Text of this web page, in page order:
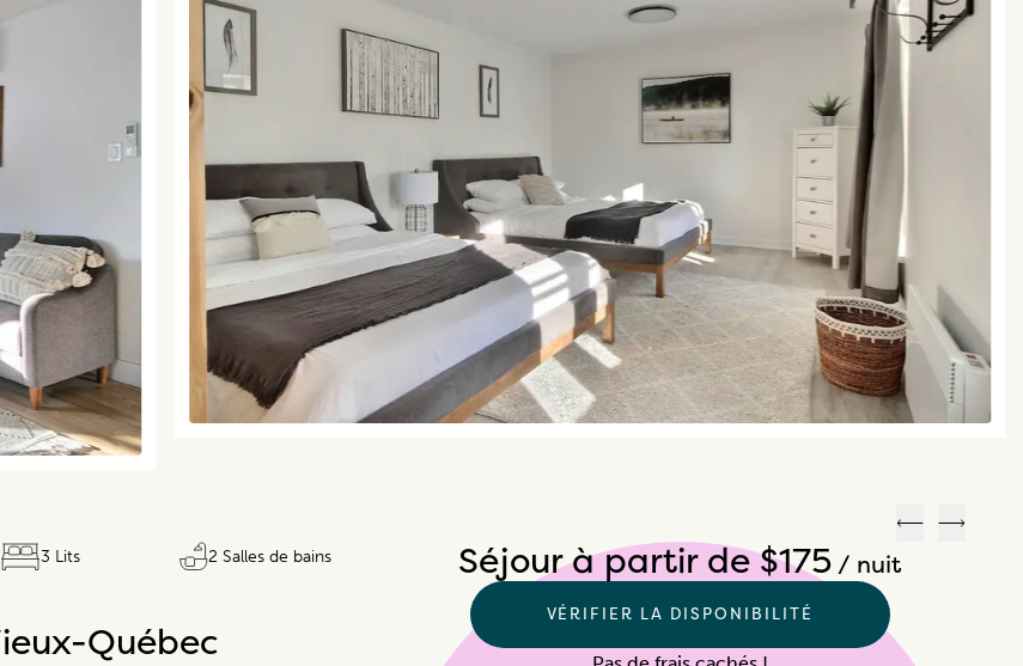
3 Lits 2 Salles de bains
Québec
Séjour à partir de $175/ nuit
VÉRIFIER LA DISPONIBILITÉ